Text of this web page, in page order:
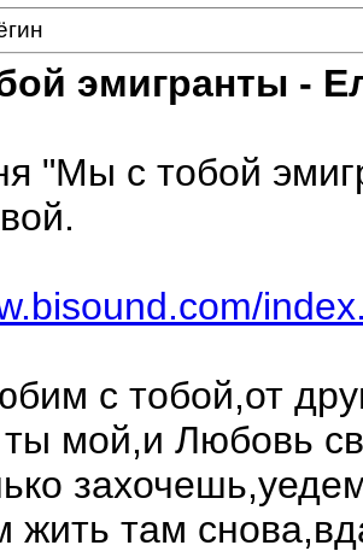
эмигранты -
"Мы с тобой
с тобой,от
мой,и Любовь
жить там